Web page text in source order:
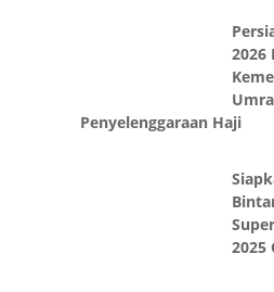
2026
Penyelenggaraan Haji
2025